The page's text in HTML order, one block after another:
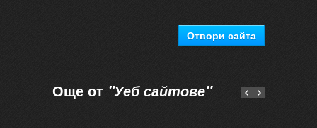
Отвори сайта
Още от "Уеб сайтове"